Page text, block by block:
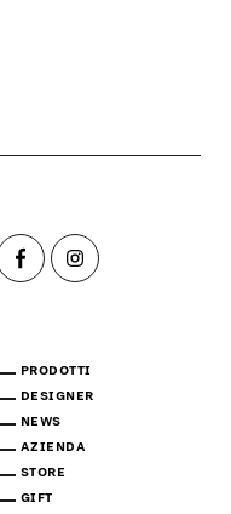
PRODOTTI
DESIGNER
NEWS
AZIENDA
STORE
GIFT